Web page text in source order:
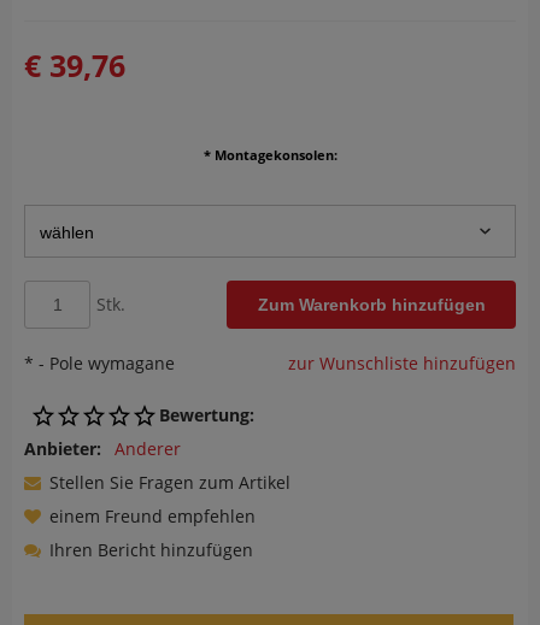
€ 39,76
*Montagekonsolen:
Stk. Zum Warenkorb hinzufügen
zur Wunschliste hinzufügen
* - Pole wymagane
Bewertung:
Anbieter:
Anderer
Stellen Sie Fragen zum Artikel
einem Freund empfehlen
Ihren Bericht hinzufügen